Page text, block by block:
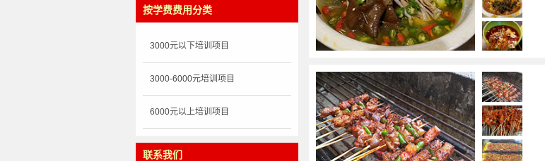
按学费费用分类
3000元以下培训项目
3000-6000元培训项目
6000元以上培训项目
联系我们